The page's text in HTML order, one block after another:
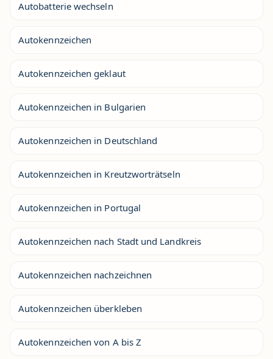
Autobatterie wechseln
Autokennzeichen
Autokennzeichen geklaut
Autokennzeichen in Bulgarien
Autokennzeichen in Deutschland
Autokennzeichen in Kreutzworträtseln
Autokennzeichen in Portugal
Autokennzeichen nach Stadt und Landkreis
Autokennzeichen nachzeichnen
Autokennzeichen überkleben
Autokennzeichen von A bis Z